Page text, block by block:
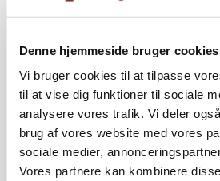
Denne hjemmeside bruger cookies
Vi bruger cookies til at tilpasse
til at vise dig funktioner til sociale
analysere vores trafik. Vi deler
brug af vores website med vores
sociale medier,
Vores partnere kan kombinere
»Nu stopper I«:
protestgruppe vil
gødskningslov
Annonce